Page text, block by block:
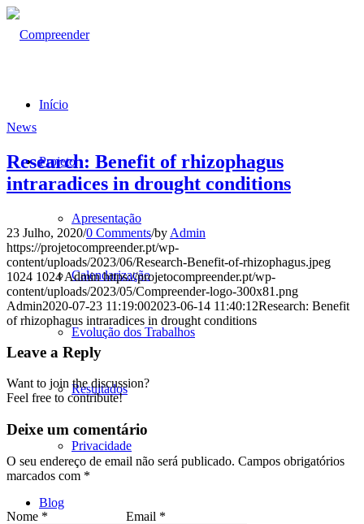
Início
Projeto
Apresentação
Calendarização
Evolução dos Trabalhos
Resultados
Privacidade
Blog
News
Research: Benefit of rhizophagus
intraradices in drought conditions
23 Julho, 2020/0 Comments/by Admin
https://projetocompreender.pt/wp-
content/uploads/2023/06/Research-Benefit-of-rhizophagus.jpeg
1024 1024 Admin https://projetocompreender.pt/wp-
content/uploads/2023/05/Compreender-logo-300x81.png
Admin2020-07-23 11:19:002023-06-14 11:40:12Research: Benefit
of rhizophagus intraradices in drought conditions
Leave a Reply
Want to join the discussion?
Feel free to contribute!
Deixe um comentário
O seu endereço de email não será publicado. Campos obrigatórios
marcados com *
Nome * Email *